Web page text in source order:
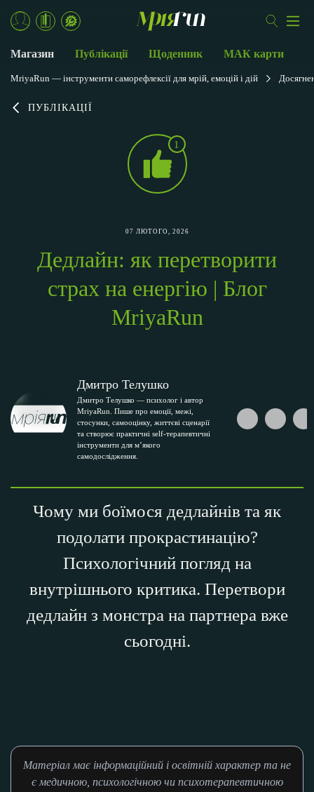
ПУБЛІКАЦІЇ
1
07 ЛЮТОГО, 2026
Дедлайн: як перетворити
страх на енергію | Блог
MriyaRun
Дмитро Телушко
Дмитро Телушко — психолог і автор
MriyaRun. Пише про емоції, межі,
стосунки, самооцінку, життєві сценарії
та створює практичні self-терапевтичні
інструменти для м’якого
самодослідження.
Чому ми боїмося дедлайнів та як
подолати прокрастинацію?
Психологічний погляд на
внутрішнього критика. Перетвори
дедлайн з монстра на партнера вже
сьогодні.
Матеріал має інформаційний і освітній характер та не
є медичною, психологічною чи психотерапевтичною
Магазин Публікації Щоденник МАК карти
MriyaRun — інструменти саморефлексії для мрій, емоцій і дій